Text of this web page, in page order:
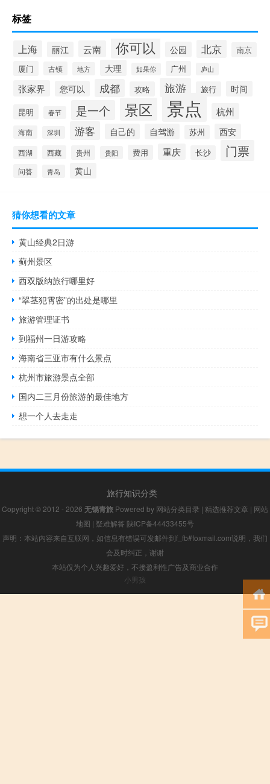
标签
上海 丽江 云南 你可以 公园 北京
南京
厦门
古镇 地方 大理 如果你 广州 庐山
张家界 您可以 成都 攻略 旅游 旅行 时间
昆明 春节 是一个 景区 景点 杭州
海南 深圳 游客 自己的 自驾游 苏州 西安
西湖 西藏 贵州 贵阳 费用 重庆 长沙 门票
问答 青岛 黄山
猜你想看的文章
黄山经典2日游
蓟州景区
西双版纳旅行哪里好
“翠茎犯霄密”的出处是哪里
旅游管理证书
到福州一日游攻略
海南省三亚市有什么景点
杭州市旅游景点全部
国内二三月份旅游的最佳地方
想一个人去走走
旅行知识分类
Copyright © 2012 - 2026 无锡青旅 Powered by 网站分类目录 | 精选推荐文章 | 网站
地图 | 疑难解答 陕ICP备44433455号
声明：本站内容来自互联网，如信息有错误可发邮件到f_fb#foxmail.com说明，我们
会及时纠正，谢谢
本站仅为个人兴趣爱好，不接盈利性广告及商业合作
小男孩